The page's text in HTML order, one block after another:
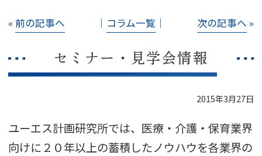
« 前の記事へ │ コラム一覧 │ 次の記事へ »
セミナー・見学会情報
2015年3月27日
ユーエス計画研究所では、医療・介護・保育業界
向けに２０年以上の蓄積したノウハウを各業界の